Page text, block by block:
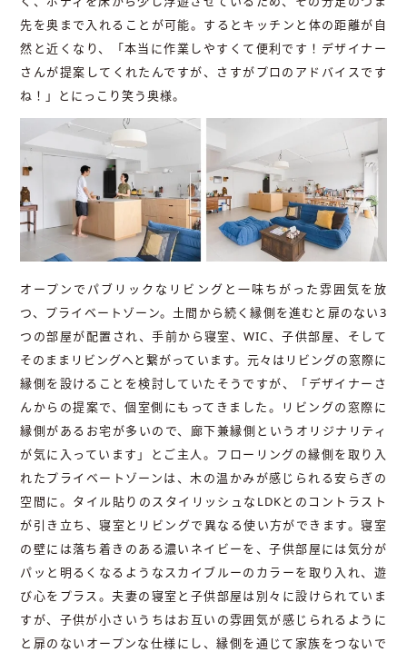
先を奥まで入れることが可能。するとキッチンと体の距離が自
然と近くなり、「本当に作業しやすくて便利です！デザイナー
さんが提案してくれたんですが、さすがプロのアドバイスです
ね！」とにっこり笑う奥様。
オープンでパブリックなリビングと一味ちがった雰囲気を放
つ、プライベートゾーン。土間から続く縁側を進むと扉のない3
つの部屋が配置され、手前から寝室、WIC、子供部屋、そして
そのままリビングへと繋がっています。元々はリビングの窓際に
縁側を設けることを検討していたそうですが、「デザイナーさ
んからの提案で、個室側にもってきました。リビングの窓際に
縁側があるお宅が多いので、廊下兼縁側というオリジナリティ
が気に入っています」とご主人。フローリングの縁側を取り入
れたプライベートゾーンは、木の温かみが感じられる安らぎの
空間に。タイル貼りのスタイリッシュなLDKとのコントラスト
が引き立ち、寝室とリビングで異なる使い方ができます。寝室
の壁には落ち着きのある濃いネイビーを、子供部屋には気分が
パッと明るくなるようなスカイブルーのカラーを取り入れ、遊
び心をプラス。夫妻の寝室と子供部屋は別々に設けられていま
すが、子供が小さいうちはお互いの雰囲気が感じられるように
と扉のないオープンな仕様にし、縁側を通じて家族をつないで